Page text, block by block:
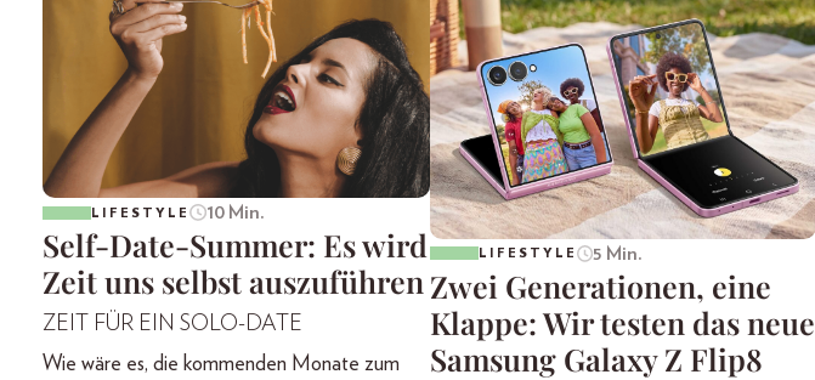
LIFESTYLE 10 Min.
Self-Date-Summer: Es wird
Zeit uns selbst auszuführen
ZEIT FÜR EIN SOLO-DATE
Wie wäre es, die kommenden Monate zum
LIFESTYLE 5 Min.
Zwei Generationen, eine
Klappe: Wir testen das neue
Samsung Galaxy Z Flip8